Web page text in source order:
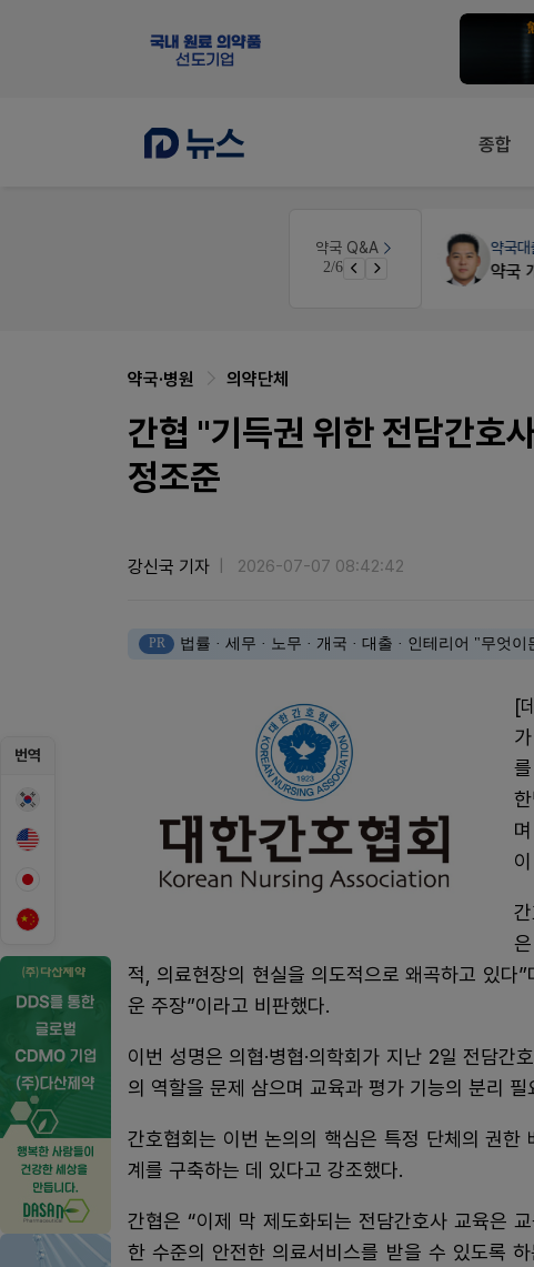
종합
약국 Q&A
2/6
생각자국 디자인 약국대
번역
약국·병원 의약단체
간협 "기득권 위한 전담간호
정조준
강신국 기자 2026-07-07 08:42:42
PR 법률 · 세무 · 노무 · 개국 · 대출 · 인테리어 "무엇
[
적, 의료현장의 현실을 의도적으로 왜곡하고 있다
운 주장”이라고 비판했다.
이번 성명은 의협·병협·의학회가 지난 2일 전담간
의 역할을 문제 삼으며 교육과 평가 기능의 분리
간호협회는 이번 논의의 핵심은 특정 단체의 권한
계를 구축하는 데 있다고 강조했다.
간협은 “이제 막 제도화되는 전담간호사 교육은
한 수준의 안전한 의료서비스를 받을 수 있도록